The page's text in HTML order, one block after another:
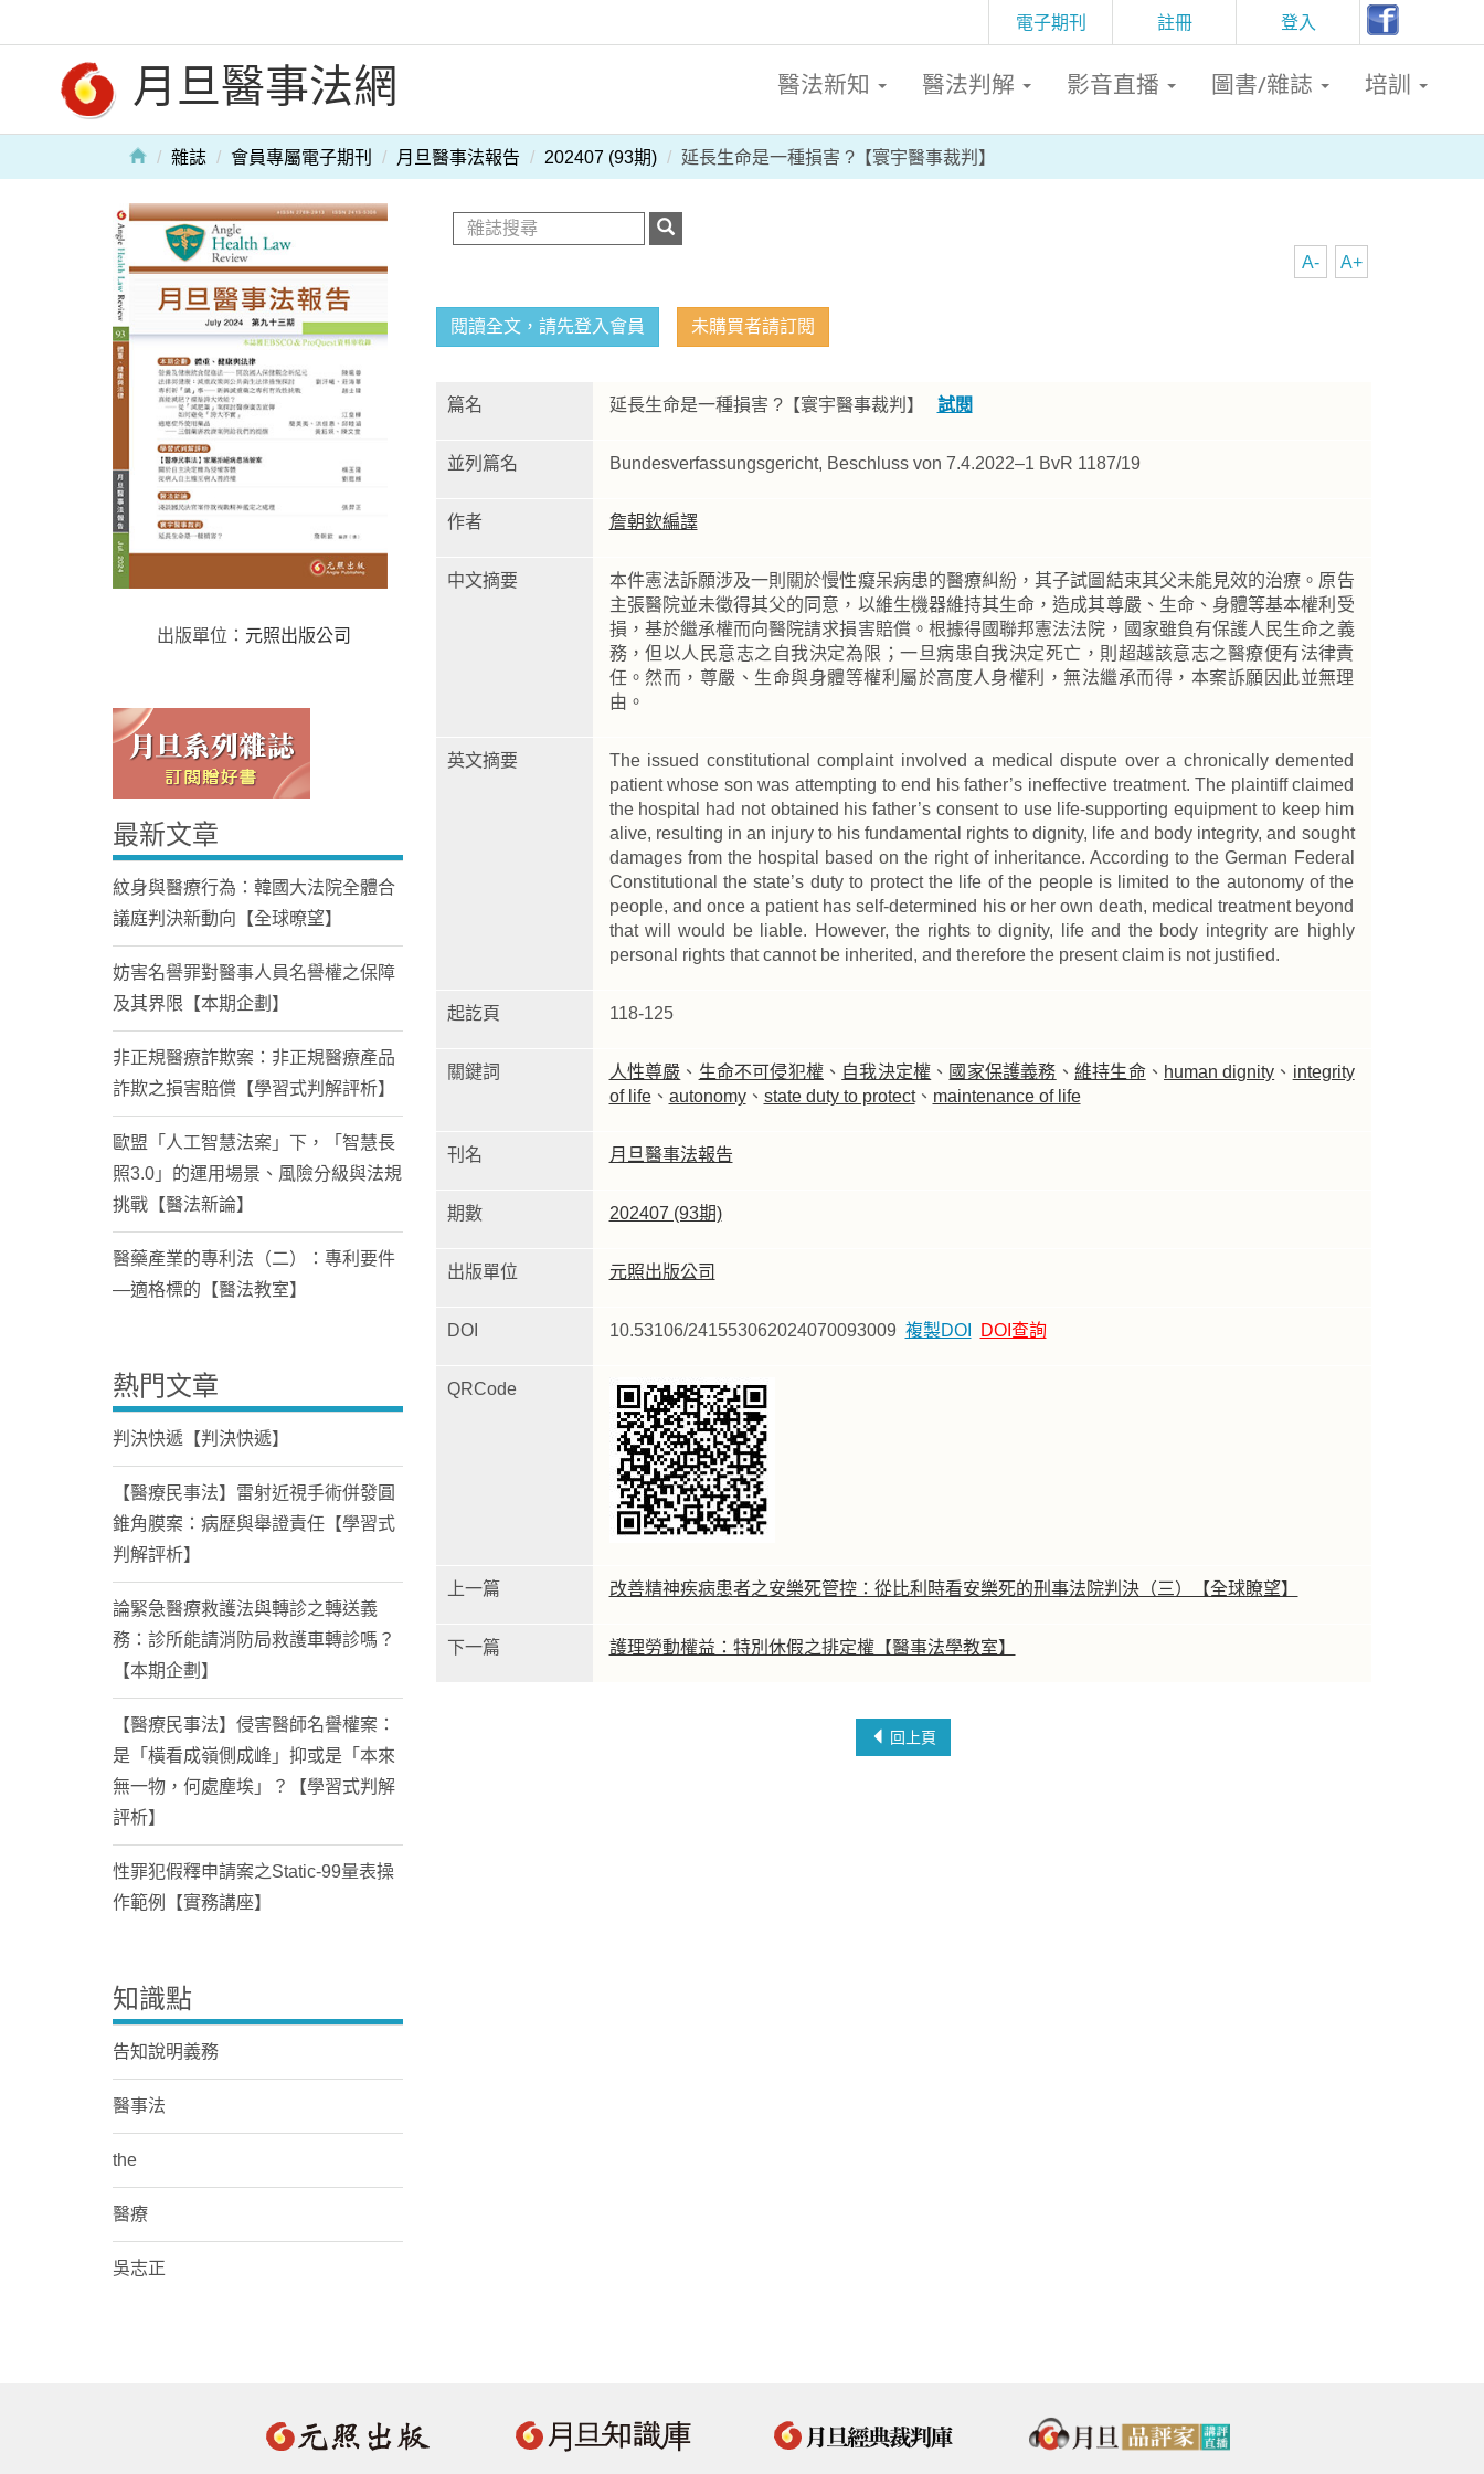
註冊 登入
電子期刊
月旦醫事法網 醫法新知 醫法判解 影音直播 圖書/雜誌 培訓
雜誌 會員專屬電子期刊 月旦醫事法報告 202407 (93期) 延長生命是一種損害 ?【寰宇醫事裁判】
A+
A-
閱讀全文，請先登入會員 未購買者請訂閱
篇名 延長生命是一種損害 ?【寰宇醫事裁判】 試閱
並列篇名 Bundesverfassungsgericht, Beschluss von 7.4.2022–1 BvR 1187/19
作者 詹朝欽編譯
中文摘要
本件憲法訴願涉及一則關於慢性癡呆病患的醫療糾紛，其子試圖結束其父未能見效的治療。原告
主張醫院並未徵得其父的同意，以維生機器維持其生命，造成其尊嚴、生命、身體等基本權利受
損，基於繼承權而向醫院請求損害賠償。根據得國聯邦憲法法院，國家雖負有保護人民生命之義
務，但以人民意志之自我決定為限；一旦病患自我決定死亡，則超越該意志之醫療便有法律責
任。然而，尊嚴、生命與身體等權利屬於高度人身權利，無法繼承而得，本案訴願因此並無理
由。
英文摘要
The issued constitutional complaint involved a medical dispute over a chronically demented
patient whose son was attempting to end his father’s ineffective treatment. The plaintiff claimed
the hospital had not obtained his father’s consent to use life-supporting equipment to keep him
alive, resulting in an injury to his fundamental rights to dignity, life and body integrity, and sought
damages from the hospital based on the right of inheritance. According to the German Federal
Constitutional the state’s duty to protect the life of the people is limited to the autonomy of the
people, and once a patient has self-determined his or her own death, medical treatment beyond
that will would be liable. However, the rights to dignity, life and the body integrity are highly
personal rights that cannot be inherited, and therefore the present claim is not justified.
起訖頁 118-125
關鍵詞 人性尊嚴 、 生命不可侵犯權 、 自我決定權 、 國家保護義務 、 維持生命、 human dignity 、 integrity
of life、 autonomy、 state duty to protect、 maintenance of life
刊名 月旦醫事法報告
期數 202407 (93期)
出版單位 元照出版公司
DOI 10.53106/241553062024070093009 複製DOI DOI查詢
QRCode
上一篇 改善精神疾病患者之安樂死管控：從比利時看安樂死的刑事法院判決（三）【全球瞭望】
下一篇 護理勞動權益：特別休假之排定權【醫事法學教室】
回上頁
出版單位： 元照出版公司
最新文章
紋身與醫療行為：韓國大法院全體合
議庭判決新動向【全球暸望】
妨害名譽罪對醫事人員名譽權之保障
及其界限【本期企劃】
非正規醫療詐欺案：非正規醫療產品
詐欺之損害賠償【學習式判解評析】
歐盟「人工智慧法案」下，「智慧長
照3.0」的運用場景、風險分級與法規
挑戰【醫法新論】
醫藥產業的專利法（二）：專利要件
—適格標的【醫法教室】
熱門文章
判決快遞【判決快遞】
【醫療民事法】雷射近視手術併發圓
錐角膜案：病歷與舉證責任【學習式
判解評析】
論緊急醫療救護法與轉診之轉送義
務：診所能請消防局救護車轉診嗎？
【本期企劃】
【醫療民事法】侵害醫師名譽權案：
是「橫看成嶺側成峰」抑或是「本來
無一物，何處塵埃」？【學習式判解
評析】
性罪犯假釋申請案之Static-99量表操
作範例【實務講座】
知識點
告知說明義務
醫事法
the
醫療
吳志正